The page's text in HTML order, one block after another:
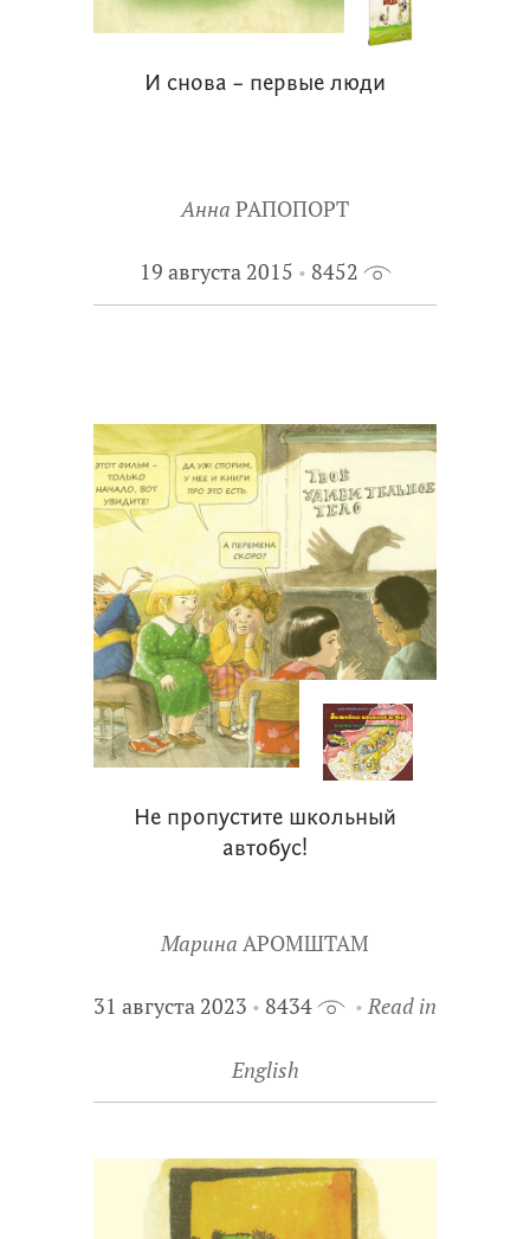
И снова – первые люди
Анна РАПОПОРТ
19 августа 2015 8452
Не пропустите школьный
автобус!
Марина АРОМШТАМ
31 августа 2023 8434 Read in
English